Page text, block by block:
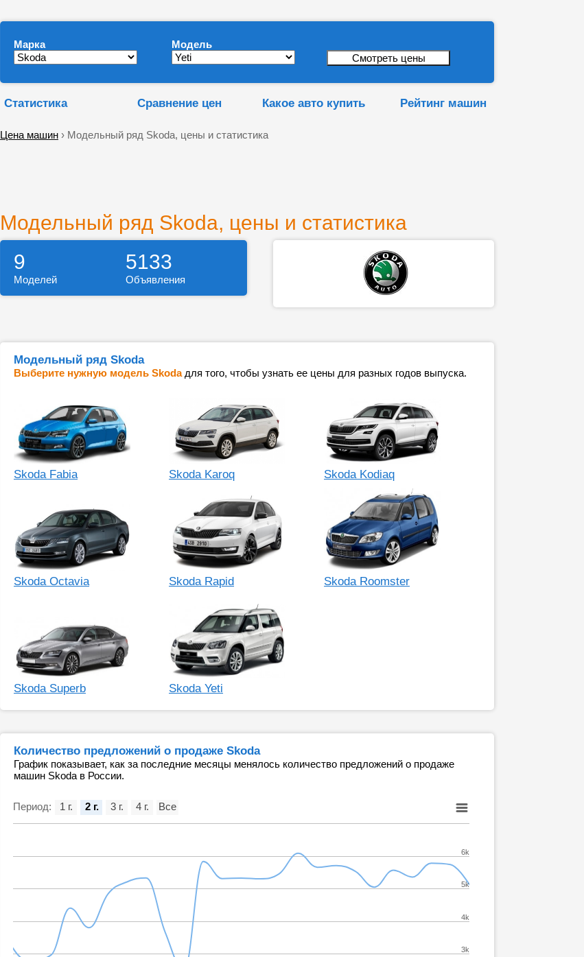
Марка Модель
Статистика Сравнение цен Какое авто купить Рейтинг машин
Цена машин › Модельный ряд Skoda, цены и статистика
Модельный ряд Skoda, цены и статистика
9 5133
Моделей Объявления
Модельный ряд Skoda
Выберите нужную модель Skodaдля того, чтобы узнать ее цены для разных годов выпуска.
Skoda Fabia Skoda Karoq Skoda Kodiaq
Skoda Octavia Skoda Rapid Skoda Roomster
Skoda Superb Skoda Yeti
Количество предложений о продаже Skoda
График показывает, как за последние месяцы менялось количество предложений о продаже
машин Skoda в России.
Период:
3k
4k
5k
6k
1 г. 2 г. 3 г. 4 г. Все